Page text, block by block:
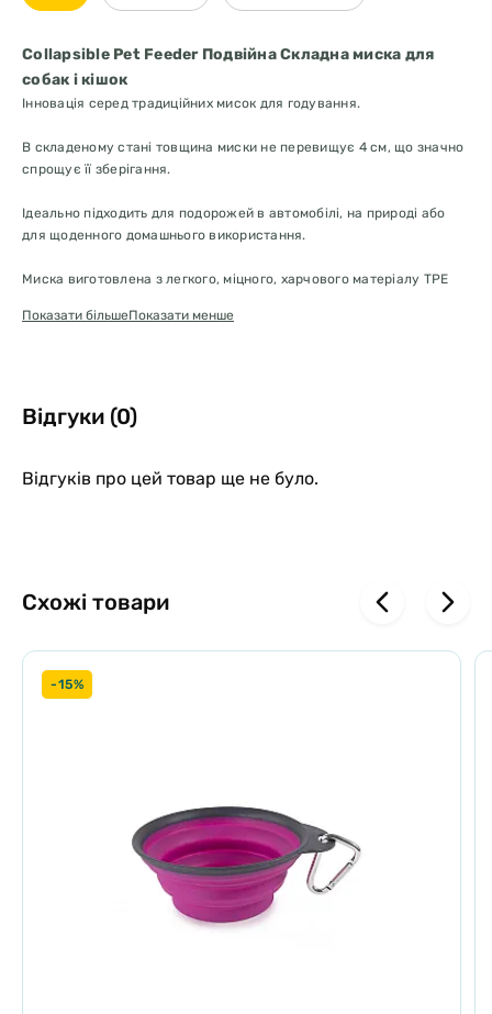
Collapsible Pet Feeder Подвійна Складна миска для
собак і кішок
Інновація серед традиційних мисок для годування.
В складеному стані товщина миски не перевищує 4 см, що значно
спрощує її зберігання.
Ідеально підходить для подорожей в автомобілі, на природі або
для щоденного домашнього використання.
Миска виготовлена з легкого, міцного, харчового матеріалу TPE
посудомийній машині, так і вручну навіть в складеному стані.
Низько-пористий матеріал не вбирає запах.
Обсяг великої миски становить 1,2 л, що ідеально підходить навіть
Показати більшеПоказати менше
Відгуки (0)
Відгуків про цей товар ще не було.
Схожі товари
-15%